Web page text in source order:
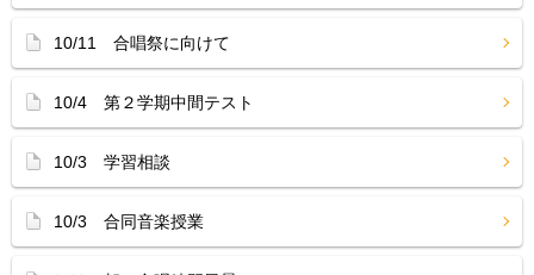
10/11 合唱祭に向けて
10/4 第２学期中間テスト
10/3 学習相談
10/3 合同音楽授業